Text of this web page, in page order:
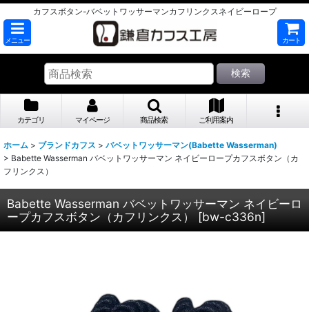
カフスボタン-バベットワッサーマンカフリンクスネイビーロープ
メニュー カート
検索
カテゴリ マイページ 商品検索 ご利用案内
ホーム > ブランドカフス > バベットワッサーマン(Babette Wasserman)
> Babette Wasserman バベットワッサーマン ネイビーロープカフスボタン（カ
フリンクス）
Babette Wasserman バベットワッサーマン ネイビーロ
ープカフスボタン（カフリンクス）
[bw-c336n]